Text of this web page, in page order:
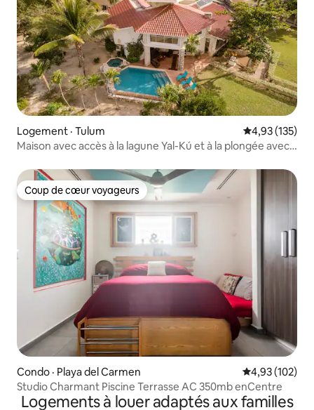
Logement · Tulum Note
4,93 (135)
Maison avec accès à la lagune Yal-Kú et à la plongée avec
Coup de cœur voyageurs
Coup de cœur voyageurs
Condo · Playa del Carmen Note
4,93 (102)
Studio Charmant Piscine Terrasse AC 350mb enCentre
Logements à louer adaptés aux familles